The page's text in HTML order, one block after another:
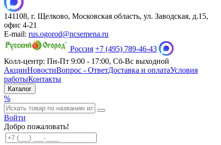
141108, г. Щелково, Московская область, ул. Заводская, д.15,
офис 4-21
E-mail: rus.ogorod@ncsemena.ru
Россия +7 (495) 789-46-43
Колл-центр: Пн-Пт 9:00 - 17:00, Сб-Вс выходной
АкцииНовостиВопрос - ОтветДоставка и оплатаУсловия
работыКонтакты
Каталог
%
Войти
Добро пожаловать!